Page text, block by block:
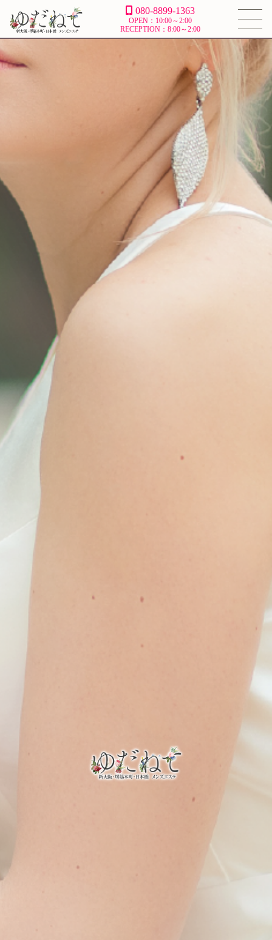
080-8899-1363
OPEN：10:00～2:00
RECEPTION：8:00～2:00